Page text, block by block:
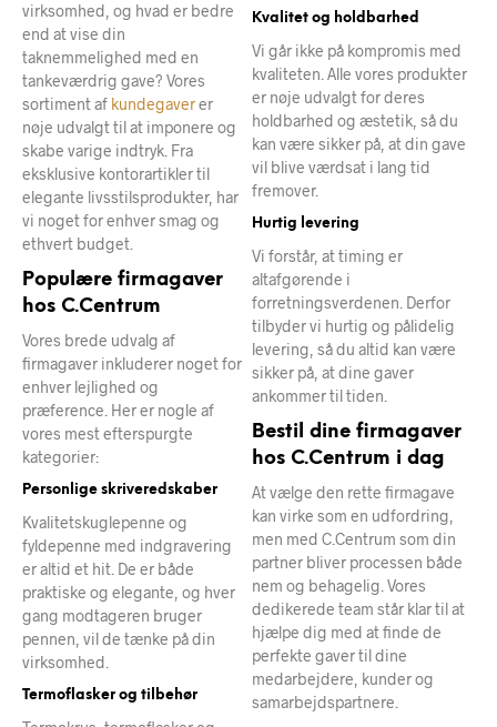
virksomhed, og hvad er bedre
end at vise din
taknemmelighed med en
tankeværdrig gave? Vores
sortiment af kundegaverer
nøje udvalgt til at imponere og
skabe varige indtryk. Fra
eksklusive kontorartikler til
elegante livsstilsprodukter, har
vi noget for enhver smag og
ethvert budget.
Populære firmagaver
hos C.Centrum
Vores brede udvalg af
firmagaver inkluderer noget for
enhver lejlighed og
præference. Her er nogle af
vores mest efterspurgte
kategorier:
Personlige skriveredskaber
Kvalitetskuglepenne og
fyldepenne med indgravering
er altid et hit. De er både
praktiske og elegante, og hver
gang modtageren bruger
pennen, vil de tænke på din
virksomhed.
Termoflasker og tilbehør
Kvalitet og holdbarhed
Vi går ikke på kompromis med
kvaliteten. Alle vores produkter
er nøje udvalgt for deres
holdbarhed og æstetik, så du
kan være sikker på, at din gave
vil blive værdsat i lang tid
fremover.
Hurtig levering
Vi forstår, at timing er
altafgørende i
forretningsverdenen. Derfor
tilbyder vi hurtig og pålidelig
levering, så du altid kan være
sikker på, at dine gaver
ankommer til tiden.
Bestil dine firmagaver
hos C.Centrum i dag
At vælge den rette firmagave
kan virke som en udfordring,
men med C.Centrum som din
partner bliver processen både
nem og behagelig. Vores
dedikerede team står klar til at
hjælpe dig med at finde de
perfekte gaver til dine
medarbejdere, kunder og
samarbejdspartnere.